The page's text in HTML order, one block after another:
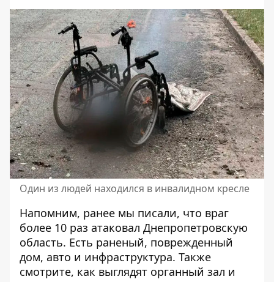
Один из людей находился в инвалидном кресле
Напомним, ранее мы писали, что враг
более 10 раз атаковал Днепропетровскую
область. Есть раненый, поврежденный
дом, авто и инфраструктура. Также
смотрите, как выглядят органный зал и